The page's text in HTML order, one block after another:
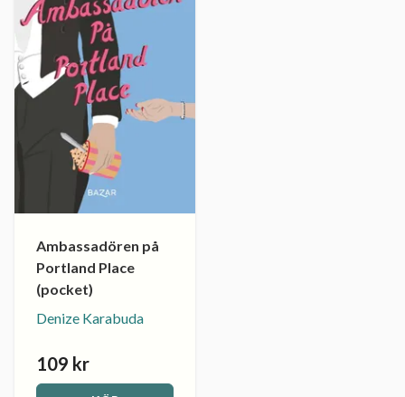
Ambassadören på
Portland Place
(pocket)
Denize Karabuda
109 kr